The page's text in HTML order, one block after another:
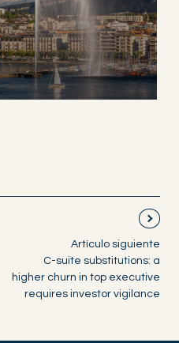
Artículo siguiente
C-suite substitutions: a
higher churn in top executive
requires investor vigilance